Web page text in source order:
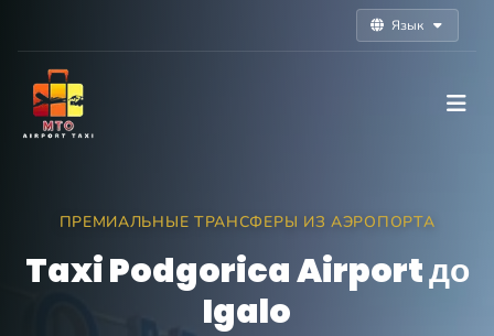
Язык
ПРЕМИАЛЬНЫЕ ТРАНСФЕРЫ ИЗ АЭРОПОРТА
Taxi Podgorica Airport до
Igalo